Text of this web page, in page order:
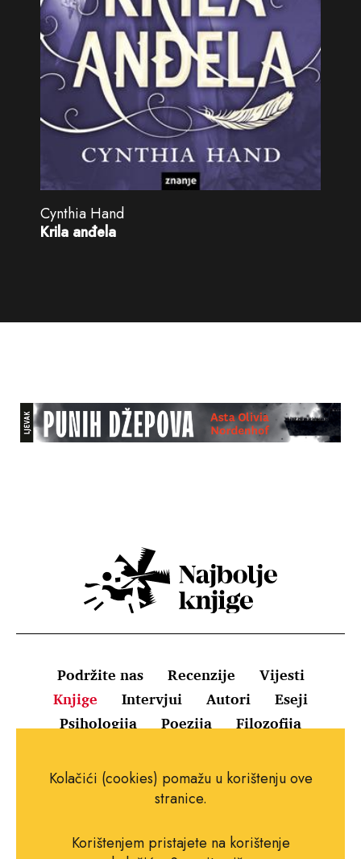
Cynthia Hand
Krila anđela
Podržite nas Recenzije
Vijesti
Knjige
Intervjui Autori
Eseji
Psihologija
Poezija Filozofija
Uvjeti korištenja
Pravila o kolačićima
Impressum
Kolačići (cookies) pomažu u korištenju ove
stranice.
Korištenjem pristajete na korištenje